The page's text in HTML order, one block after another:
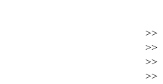
>>
>>
>>
>>